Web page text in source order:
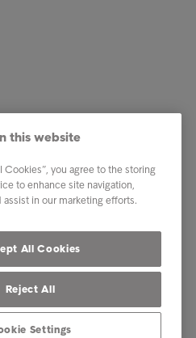
indsigt
this website
you agree to the storing
to enhance site navigation,
assist in our marketing efforts.
All Cookies
Reject All
Settings